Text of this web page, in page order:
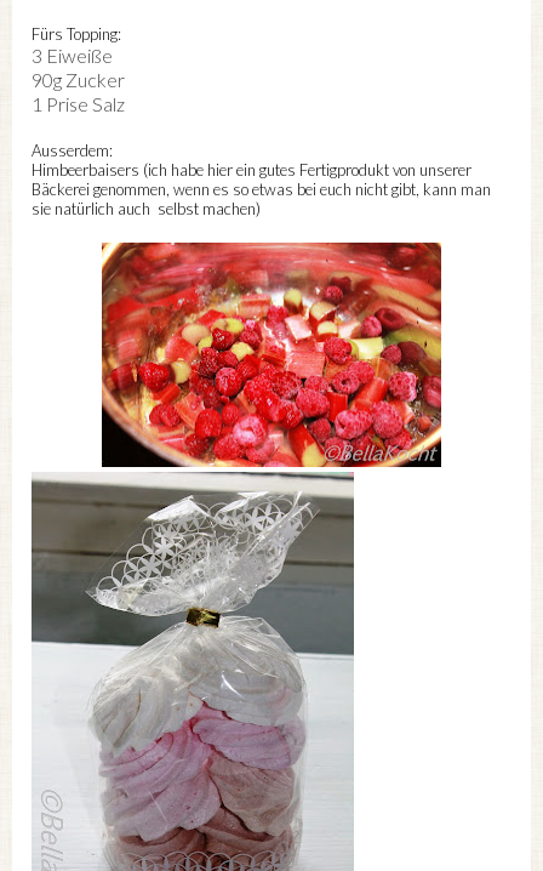
Fürs Topping:
3 Eiweiße
90g Zucker
1 Prise Salz
Ausserdem:
Himbeerbaisers (ich habe hier ein gutes Fertigprodukt von unserer
Bäckerei genommen, wenn es so etwas bei euch nicht gibt, kann man
sie natürlich auch selbst machen)